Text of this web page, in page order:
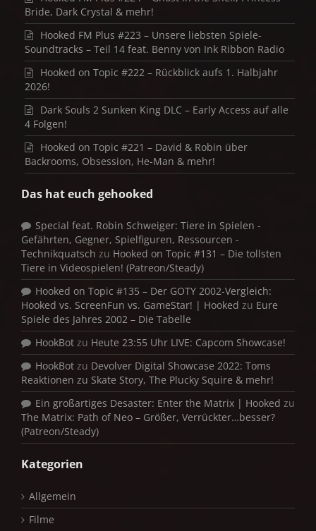
Bride, Dark Crystal & mehr!
Hooked FM Plus #223 – Unsere liebsten Spiele-
Soundtracks – Teil 14 feat. Benny von Ink Ribbon Radio
Hooked on Topic #222 – Rückblick aufs 1. Halbjahr
2026!
Dark Souls 2 Sunken King DLC – Early Access auf alle
4 Folgen!
Hooked on Topic #221 – David & Robin über
Backrooms, Obsession, He-Man & mehr!
Das hat euch gehooked
Special feat. Robin Schweiger: Tiere in Spielen -
Gefährten, Gegner, Spielfiguren, Ressourcen -
Technikquatsch zu Hooked on Topic #131 – Die tollsten
Tiere in Videospielen! (Patreon/Steady)
Hooked on Topic #135 – Der GOTY 2002-Vergleich:
Hooked vs. ScreenFun vs. GameStar! | Hooked zu Eure
Spiele des Jahres 2002 – Die Tabelle
HookBot zu Heute 23:55 Uhr LIVE: Capcom Showcase!
HookBot zu Devolver Digital Showcase 2022: Toms
Reaktionen zu Skate Story, The Plucky Squire & mehr!
Ein großartiges Desaster: Enter the Matrix | Hooked zu
The Matrix: Path of Neo – Größer, Verrückter…besser?
(Patreon/Steady)
Kategorien
Allgemein
Filme